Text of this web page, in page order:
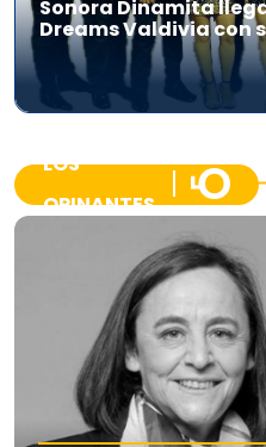
Sonora Dinamita
Dreams Valdivia con
LOS
OPINANTES